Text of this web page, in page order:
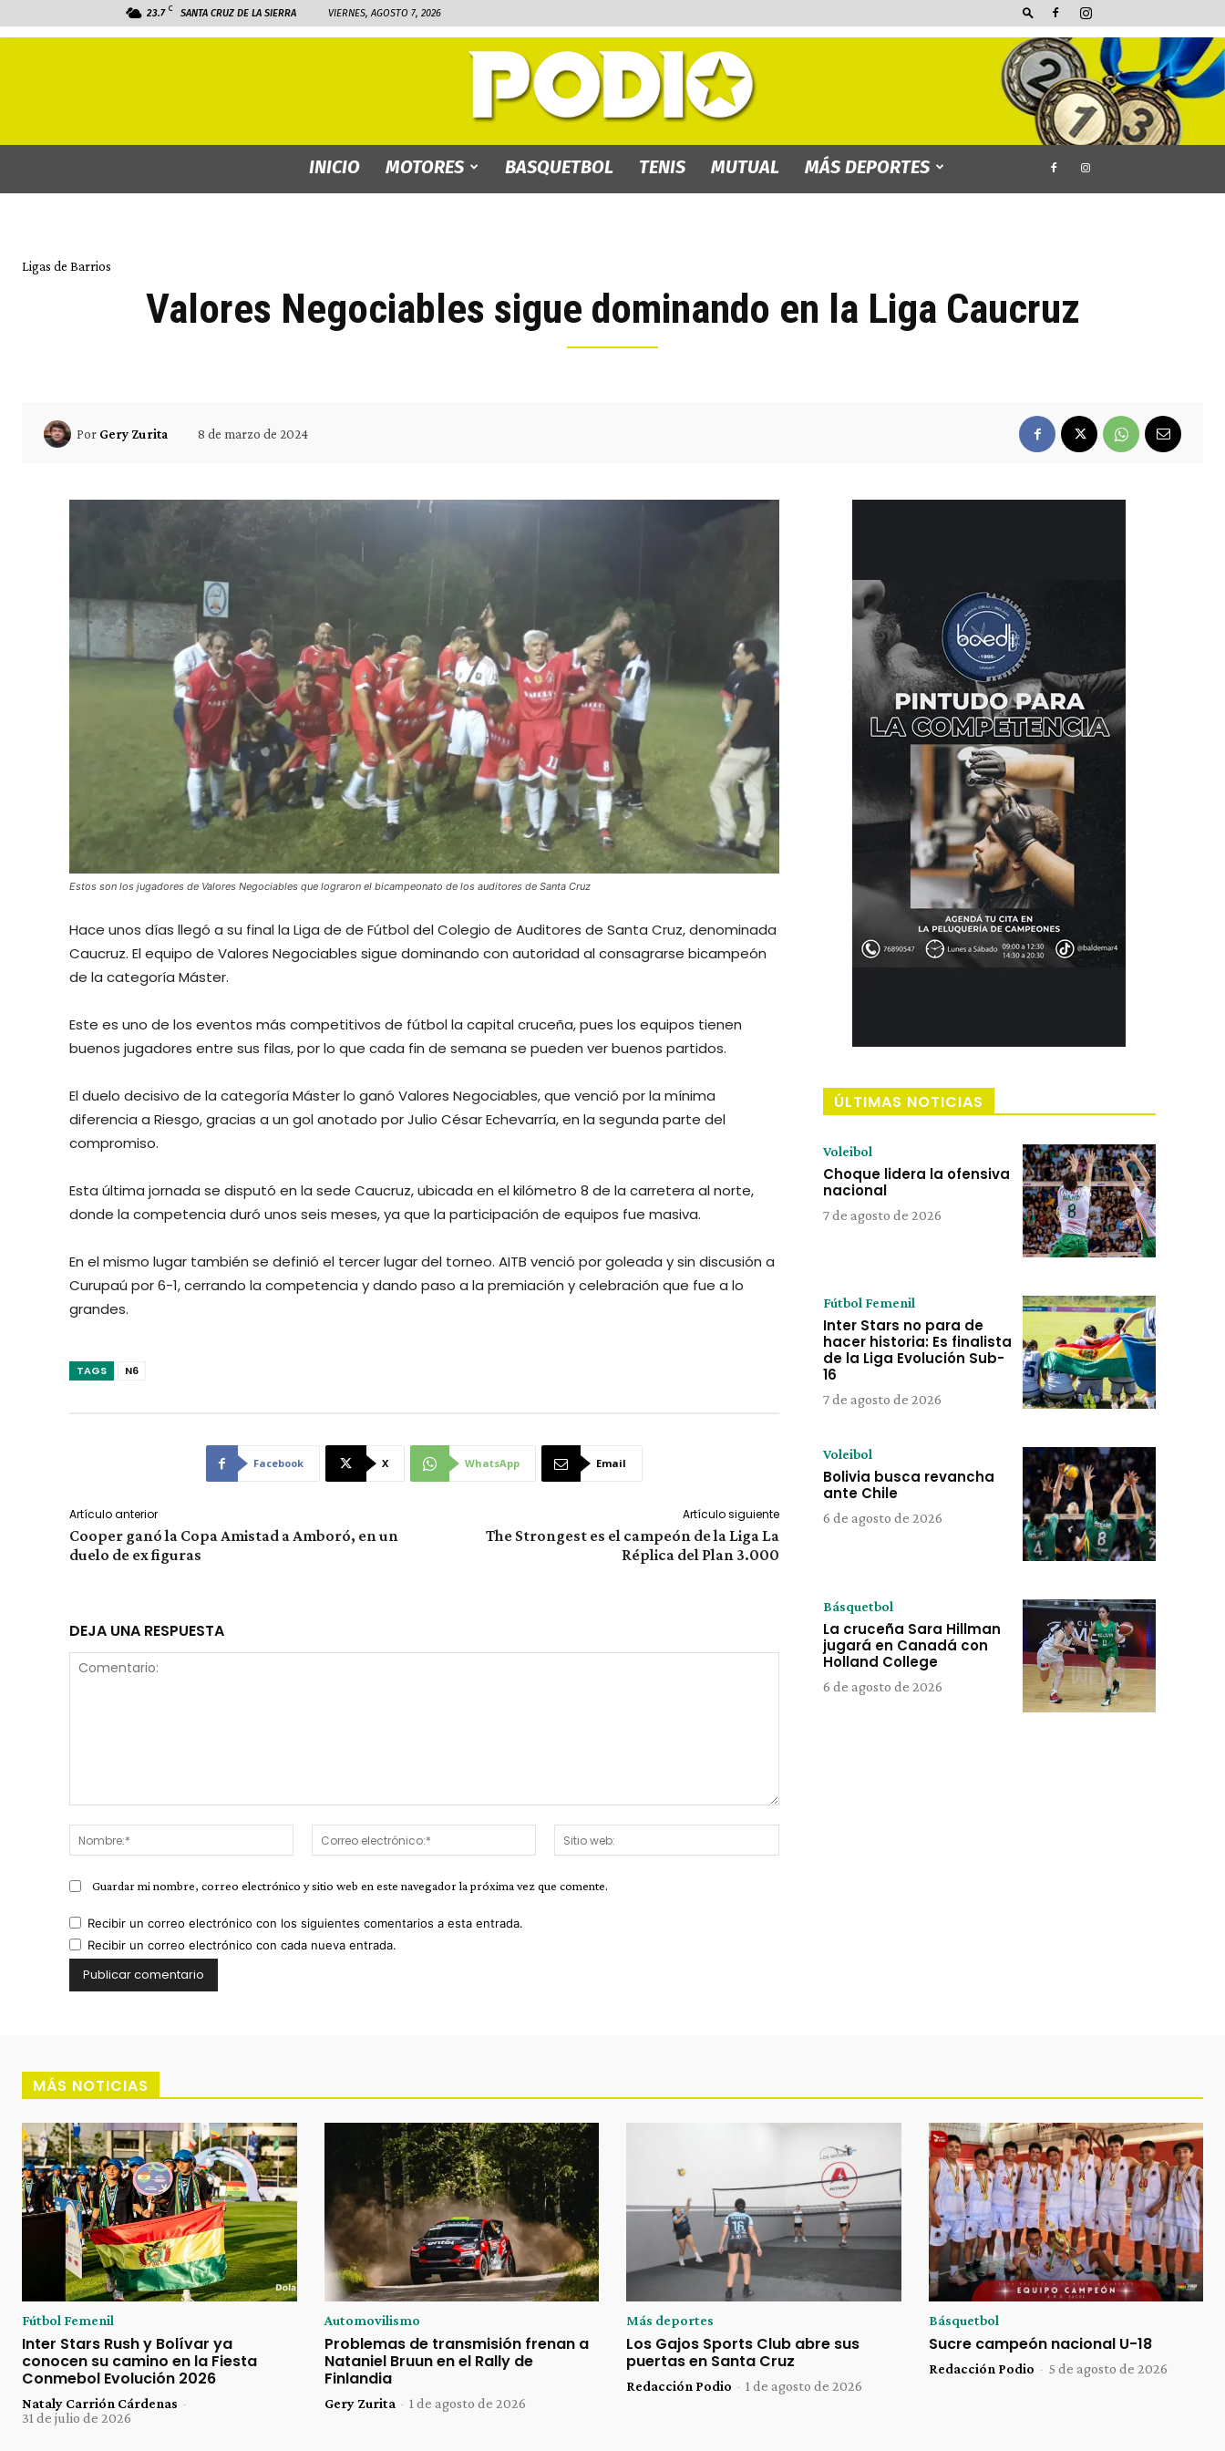
23.7 C SANTA CRUZ DE LA SIERRA VIERNES, AGOSTO 7, 2026
INICIO MOTORES BASQUETBOL TENIS MUTUAL MÁS DEPORTES
Ligas de Barrios
Valores Negociables sigue dominando en la Liga Caucruz
Por Gery Zurita 8 de marzo de 2024
Estos son los jugadores de Valores Negociables que lograron el bicampeonato de los auditores de Santa Cruz
Hace unos días llegó a su final la Liga de de Fútbol del Colegio de Auditores de Santa Cruz, denominada
Caucruz. El equipo de Valores Negociables sigue dominando con autoridad al consagrarse bicampeón
de la categoría Máster.
Este es uno de los eventos más competitivos de fútbol la capital cruceña, pues los equipos tienen
buenos jugadores entre sus filas, por lo que cada fin de semana se pueden ver buenos partidos.
El duelo decisivo de la categoría Máster lo ganó Valores Negociables, que venció por la mínima
diferencia a Riesgo, gracias a un gol anotado por Julio César Echevarría, en la segunda parte del
compromiso.
Esta última jornada se disputó en la sede Caucruz, ubicada en el kilómetro 8 de la carretera al norte,
donde la competencia duró unos seis meses, ya que la participación de equipos fue masiva.
En el mismo lugar también se definió el tercer lugar del torneo. AITB venció por goleada y sin discusión a
Curupaú por 6-1, cerrando la competencia y dando paso a la premiación y celebración que fue a lo
grandes.
TAGS N6
Facebook X WhatsApp Email
Artículo anterior
Cooper ganó la Copa Amistad a Amboró, en un
duelo de ex figuras
Artículo siguiente
The Strongest es el campeón de la Liga La
Réplica del Plan 3.000
DEJA UNA RESPUESTA
Nombre:*
Correo
electrónico:*
web:
Guardar mi nombre, correo electrónico y sitio web en este navegador la próxima vez que comente.
Recibir un correo electrónico con los siguientes comentarios a esta entrada.
Recibir un correo electrónico con cada nueva entrada.
ÚLTIMAS NOTICIAS
Voleibol
Choque lidera la ofensiva
nacional
7 de agosto de 2026
Fútbol Femenil
Inter Stars no para de
hacer historia: Es finalista
de la Liga Evolución Sub-
16
7 de agosto de 2026
Voleibol
Bolivia busca revancha
ante Chile
6 de agosto de 2026
Básquetbol
La cruceña Sara Hillman
jugará en Canadá con
Holland College
6 de agosto de 2026
MÁS NOTICIAS
Fútbol Femenil
Inter Stars Rush y Bolívar ya
conocen su camino en la Fiesta
Conmebol Evolución 2026
Nataly Carrión Cárdenas -
31 de julio de 2026
Automovilismo
Problemas de transmisión frenan a
Nataniel Bruun en el Rally de
Finlandia
Gery Zurita - 1 de agosto de 2026
Más deportes
Los Gajos Sports Club abre sus
puertas en Santa Cruz
Redacción Podio - 1 de agosto de 2026
Básquetbol
Sucre campeón nacional U-18
Redacción Podio - 5 de agosto de 2026